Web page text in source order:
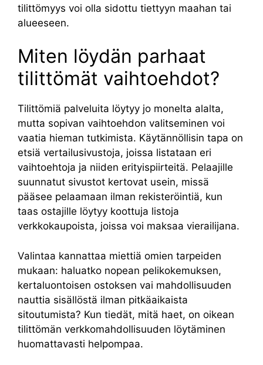
tilittömyys voi olla sidottu tiettyyn maahan tai
alueeseen.
Miten löydän parhaat
tilittömät vaihtoehdot?
Tilittömiä palveluita löytyy jo monelta alalta,
mutta sopivan vaihtoehdon valitseminen voi
vaatia hieman tutkimista. Käytännöllisin tapa on
etsiä vertailusivustoja, joissa listataan eri
vaihtoehtoja ja niiden erityispiirteitä. Pelaajille
suunnatut sivustot kertovat usein, missä
pääsee pelaamaan ilman rekisteröintiä, kun
taas ostajille löytyy koottuja listoja
verkkokaupoista, joissa voi maksaa vierailijana.
Valintaa kannattaa miettiä omien tarpeiden
mukaan: haluatko nopean pelikokemuksen,
kertaluontoisen ostoksen vai mahdollisuuden
nauttia sisällöstä ilman pitkäaikaista
sitoutumista? Kun tiedät, mitä haet, on oikean
tilittömän verkkomahdollisuuden löytäminen
huomattavasti helpompaa.